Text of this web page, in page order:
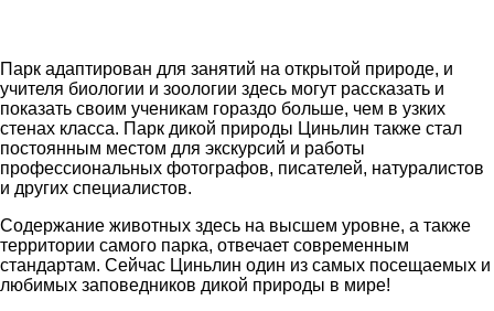
Парк адаптирован для занятий на открытой природе, и
учителя биологии и зоологии здесь могут рассказать и
показать своим ученикам гораздо больше, чем в узких
стенах класса. Парк дикой природы Циньлин также стал
постоянным местом для экскурсий и работы
профессиональных фотографов, писателей, натуралистов
и других специалистов.
Содержание животных здесь на высшем уровне, а также
территории самого парка, отвечает современным
стандартам. Сейчас Циньлин один из самых посещаемых и
любимых заповедников дикой природы в мире!